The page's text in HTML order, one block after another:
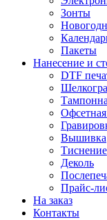
Зонты
Пакеты
Нанесение и
DTF
Вышивка
Тиснение
Деколь
Прайс-
На заказ
Контакты